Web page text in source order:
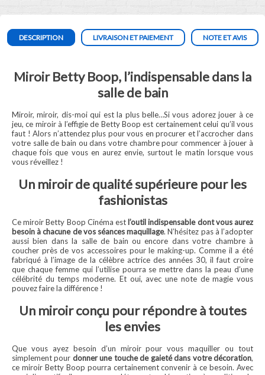
DESCRIPTION LIVRAISON ET PAIEMENT NOTE ET AVIS
Miroir Betty Boop, l’indispensable dans la
salle de bain
Miroir, miroir, dis-moi qui est la plus belle…Si vous adorez jouer à ce
jeu, ce miroir à l’effigie de Betty Boop est certainement celui qu’il vous
faut ! Alors n’attendez plus pour vous en procurer et l’accrocher dans
votre salle de bain ou dans votre chambre pour commencer à jouer à
chaque fois que vous en aurez envie, surtout le matin lorsque vous
vous réveillez !
Un miroir de qualité supérieure pour les
fashionistas
Ce miroir Betty Boop Cinéma est l’outil indispensable dont vous aurez
besoin à chacune de vos séances maquillage. N’hésitez pas à l’adopter
aussi bien dans la salle de bain ou encore dans votre chambre à
coucher près de vos accessoires pour le making-up. Comme il a été
fabriqué à l’image de la célèbre actrice des années 30, il faut croire
que chaque femme qui l’utilise pourra se mettre dans la peau d’une
célébrité du temps moderne. Et oui, avec une note de magie vous
pouvez faire la différence !
Un miroir conçu pour répondre à toutes
les envies
Que vous ayez besoin d’un miroir pour vous maquiller ou tout
simplement pour donner une touche de gaieté dans votre décoration,
ce miroir Betty Boop pourra certainement convenir à ce besoin. Avec